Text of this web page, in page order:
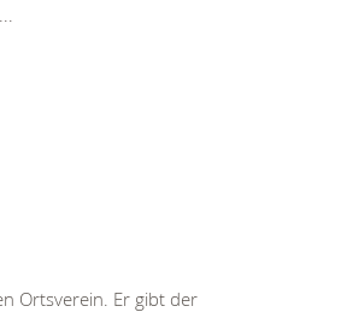
Ortsverein. Er gibt der